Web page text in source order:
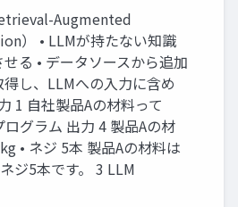
Augmented
） • LLMが持たない知識
る • データソースから追加
し、LLMへの入力に含め
1 自社製品Aの材料って
ログラム 出力 4 製品Aの材
• ネジ 5本 製品Aの材料は
ジ5本です。 3 LLM